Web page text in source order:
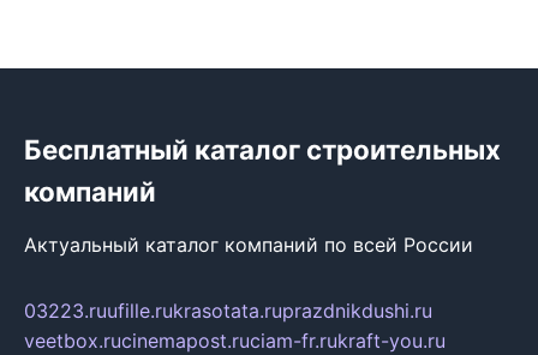
Бесплатный каталог строительных
компаний
Актуальный каталог компаний по всей России
03223.ruufille.rukrasotata.ruprazdnikdushi.ru
veetbox.rucinemapost.ruciam-fr.rukraft-you.ru